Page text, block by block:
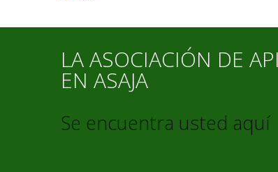
LA ASOCIACIÓN DE
EN ASAJA
Se encuentra usted aquí